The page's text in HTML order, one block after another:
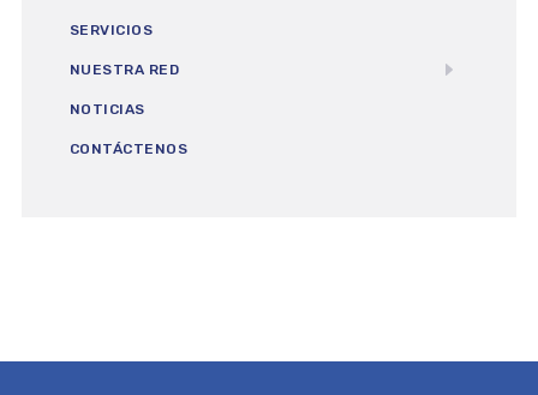
SERVICIOS
NUESTRA RED
NOTICIAS
CONTÁCTENOS